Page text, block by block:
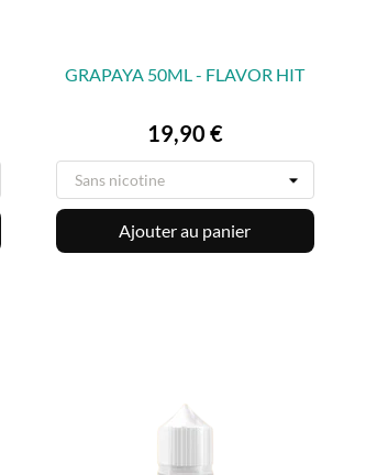
GRAPAYA 50ML - FLAVOR HIT
Prix
19,90 €
Ajouter au panier